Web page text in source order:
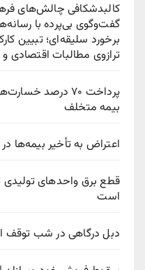
کالبدشکافی چالش‌های
گفت‌وگوی بی‌پرده با
برخورد سلیقه‌ای؛ تبیین
ترازوی مطالبات اقتصادی
پرداخت ۷۰ درصد
بیمه متخلف
اعتراض به تأخیر بیمه‌ها
قطع برق واحدهای تولیدی
است
دبل درگاهی در شب توقف